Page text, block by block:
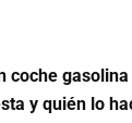
coche
y quién lo